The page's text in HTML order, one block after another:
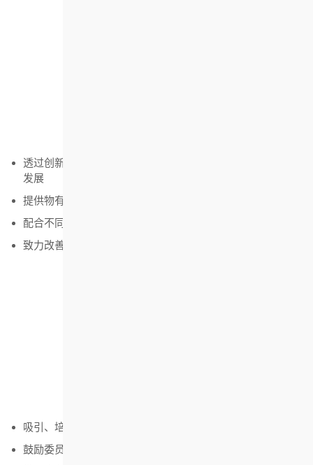
透过创新意念及参与发展标志性项目，协助推动房屋市场的
发展
提供物有所值的房屋及相关服务
配合不同社群的独特需要，提供综合住屋方案
致力改善本港的居住环境，并为大众认同
吸引、培育及保留有能力及愿意为社会服务的委员及员工
鼓励委员运用其专长作出贡献